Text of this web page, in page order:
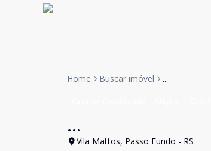
Home Buscar imóvel ...
...
Vila Mattos, Passo Fundo - RS